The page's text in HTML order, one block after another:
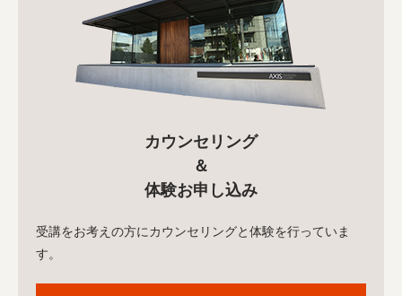
カウンセリング
＆
体験お申し込み
受講をお考えの方にカウンセリングと体験を行っていま
す。